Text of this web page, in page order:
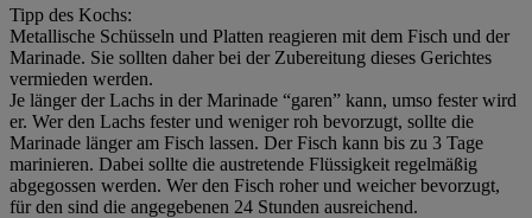
Tipp des Kochs:
Metallische Schüsseln und Platten reagieren mit dem Fisch und der
Marinade. Sie sollten daher bei der Zubereitung dieses Gerichtes
vermieden werden.
Je länger der Lachs in der Marinade “garen” kann, umso fester wird
er. Wer den Lachs fester und weniger roh bevorzugt, sollte die
Marinade länger am Fisch lassen. Der Fisch kann bis zu 3 Tage
marinieren. Dabei sollte die austretende Flüssigkeit regelmäßig
abgegossen werden. Wer den Fisch roher und weicher bevorzugt,
für den sind die angegebenen 24 Stunden ausreichend.